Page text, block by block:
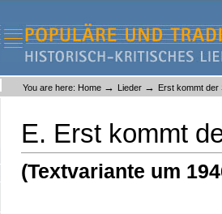
Liederlexikon
You are here: Home → Lieder → Erst kommt der
E. Erst kommt
(Textvariante um